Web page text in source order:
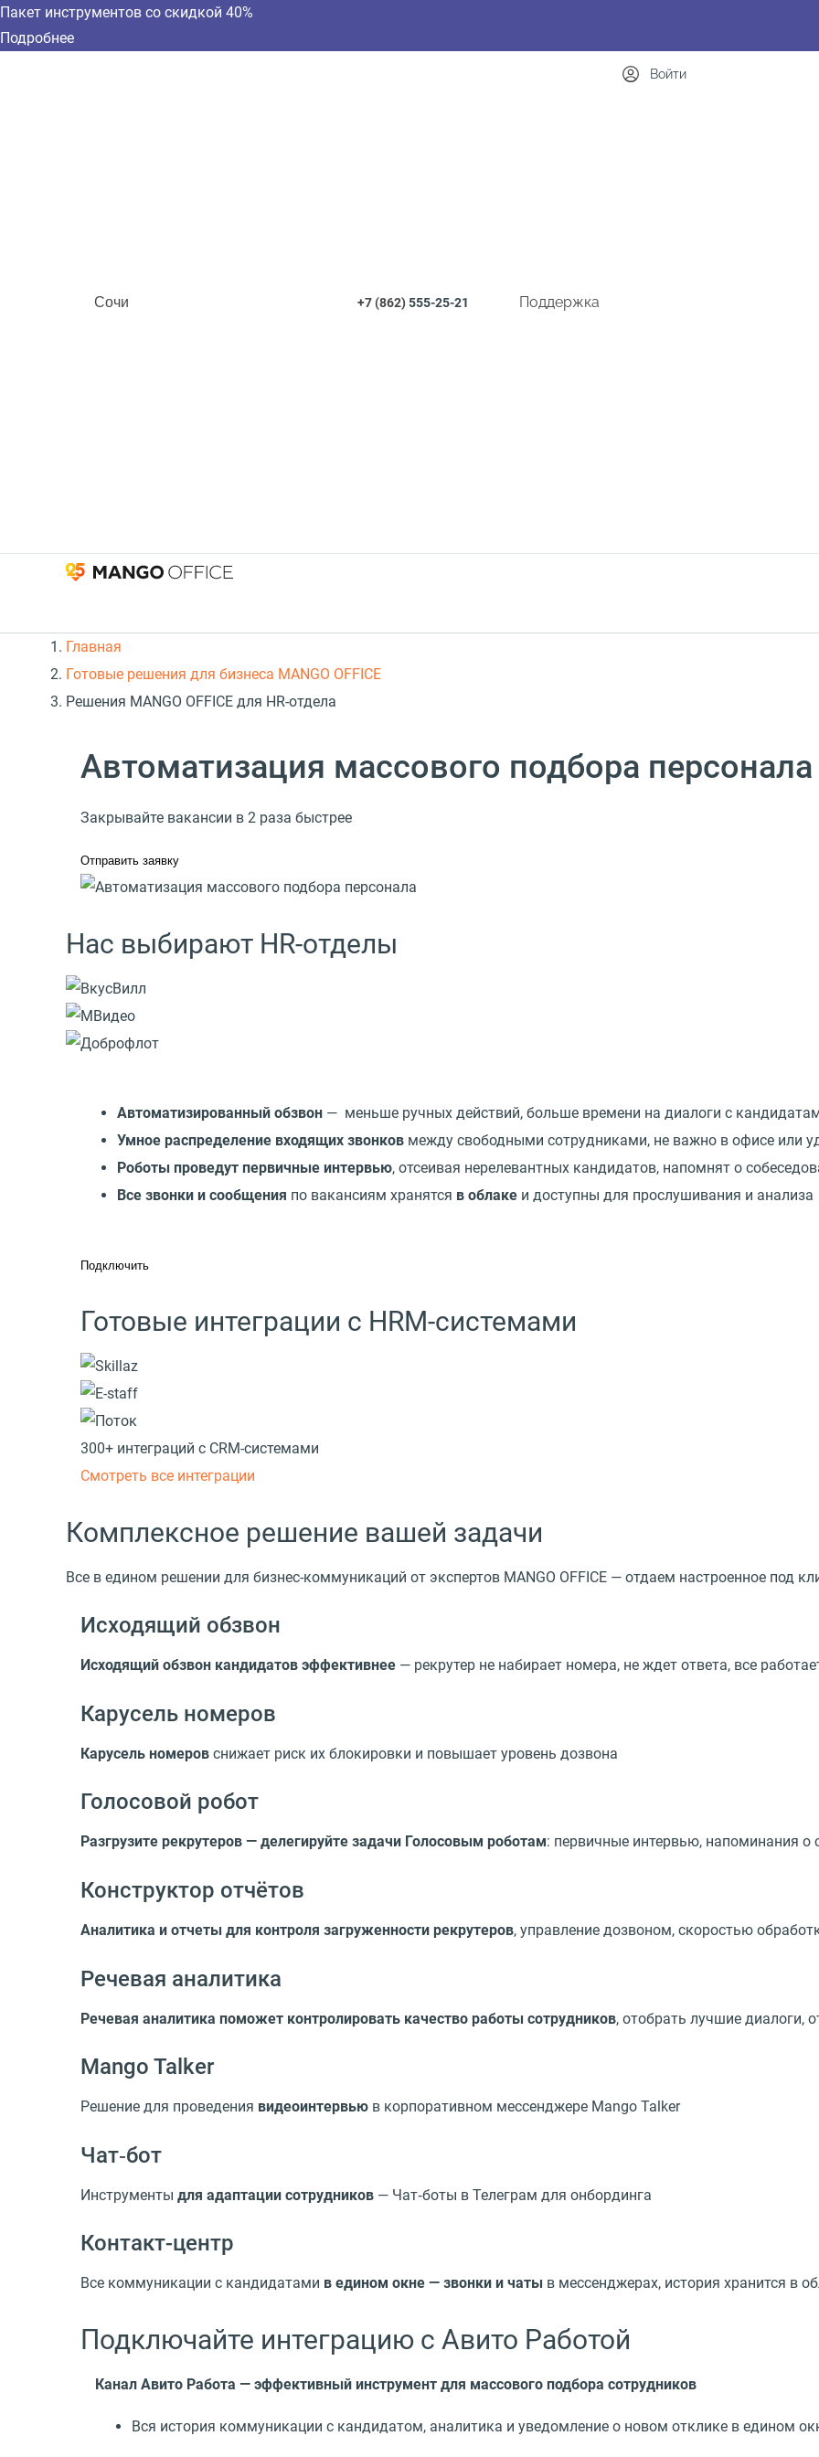
Пакет инструментов со скидкой 40%
Подробнее
Сочи +7 (862)555-25-21 Поддержка
Войти
Главная
Готовые решения для бизнеса MANGO OFFICE
Решения MANGO OFFICE для HR-отдела
Автоматизация массового подбора персонала
Закрывайте вакансии в 2 раза быстрее
Отправить заявку
Нас выбирают HR-отделы
Автоматизированный обзвон — меньше ручных действий, больше времени на диалоги с
Умное распределение входящих звонков между свободными сотрудниками, не важно в офисе или
Роботы проведут первичные интервью, отсеивая нерелевантных кандидатов, напомнят о
Все звонки и сообщения по вакансиям хранятся в облаке и доступны для прослушивания и анализа
Подключить
Готовые интеграции с HRM-системами
300+ интеграций с CRM-системами
Смотреть все интеграции
Комплексное решение вашей задачи
Все в едином решении для бизнес-коммуникаций от экспертов MANGO OFFICE — отдаем настроенное под
Исходящий обзвон
Исходящий обзвон кандидатов эффективнее — рекрутер не набирает номера, не ждет ответа, все
Карусель номеров
Карусель номеров снижает риск их блокировки и повышает уровень дозвона
Голосовой робот
Разгрузите рекрутеров — делегируйте задачи Голосовым роботам: первичные интервью, напоминания о
Конструктор отчётов
Аналитика и отчеты для контроля загруженности рекрутеров, управление дозвоном, скоростью
Речевая аналитика
Речевая аналитика поможет контролировать качество работы сотрудников, отобрать лучшие диалоги,
Mango Talker
Решение для проведения видеоинтервью в корпоративном мессенджере Mango Talker
Чат‑бот
Инструменты для адаптации сотрудников — Чат‑боты в Телеграм для онбординга
Контакт-центр
Все коммуникации с кандидатами в едином окне — звонки и чаты в мессенджерах, история хранится в
Подключайте интеграцию с Авито Работой
Канал Авито Работа — эффективный инструмент для массового подбора сотрудников
Вся история коммуникации с кандидатом, аналитика и уведомление о новом отклике в едином